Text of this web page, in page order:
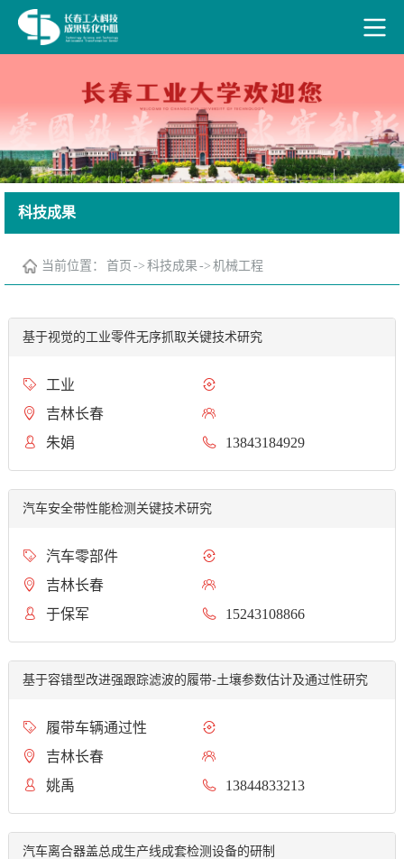
科技成果
当前位置： 首页 -> 科技成果 -> 机械工程
基于视觉的工业零件无序抓取关键技术研究
工业
吉林长春
朱娟
13843184929
汽车安全带性能检测关键技术研究
汽车零部件
吉林长春
于保军
15243108866
基于容错型改进强跟踪滤波的履带-土壤参数估计及通过性研究
履带车辆通过性
吉林长春
姚禹
13844833213
汽车离合器盖总成生产线成套检测设备的研制